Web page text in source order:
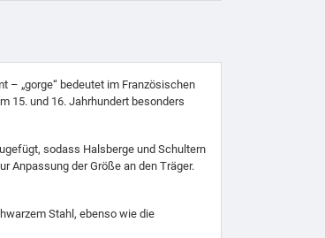
– „gorge“ bedeutet im Französischen
15. und 16. Jahrhundert besonders
sodass Halsberge und Schultern
Anpassung der Größe an den Träger.
Stahl, ebenso wie die